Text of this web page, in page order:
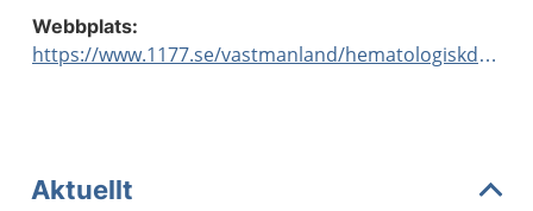
Webbplats:
https://www.1177.se/vastmanland/hematologiskdagvard
Aktuellt